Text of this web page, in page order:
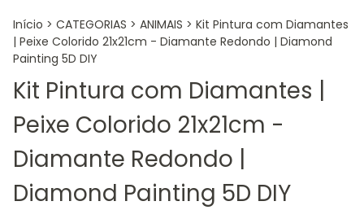
Início > CATEGORIAS > ANIMAIS > Kit Pintura com Diamantes
| Peixe Colorido 21x21cm - Diamante Redondo | Diamond
Painting 5D DIY
Kit Pintura com Diamantes |
Peixe Colorido 21x21cm -
Diamante Redondo |
Diamond Painting 5D DIY